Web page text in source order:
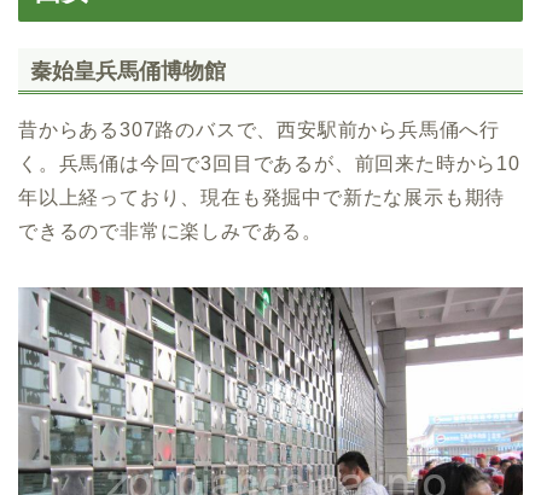
秦始皇兵馬俑博物館
昔からある307路のバスで、西安駅前から兵馬俑へ行
く。兵馬俑は今回で3回目であるが、前回来た時から10
年以上経っており、現在も発掘中で新たな展示も期待
できるので非常に楽しみである。